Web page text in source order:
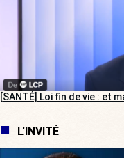
[SANTÉ] Loi fin de vie : et
L'INVITÉ